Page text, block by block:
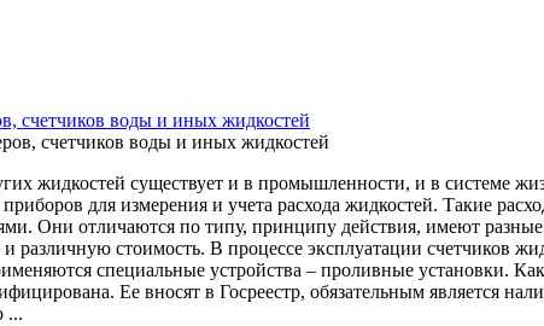
счетчиков воды и иных жидкостей
жидкостей существует и в промышленности, и в системе
для измерения и учета расхода жидкостей. Такие
Они отличаются по типу, принципу действия, имеют разные
стоимость. В процессе эксплуатации счетчиков
специальные устройства – проливные установки.
Ее вносят в Госреестр, обязательным является
...